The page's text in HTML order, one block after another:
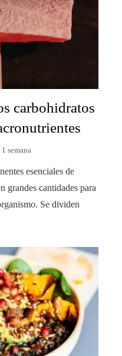
carbohidratos
1 semana
esenciales de
grandes cantidades para
Se dividen